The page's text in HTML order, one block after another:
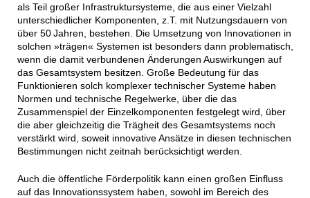
als Teil großer Infrastruktursysteme, die aus einer Vielzahl
unterschiedlicher Komponenten, z.T. mit Nutzungsdauern von
über 50 Jahren, bestehen. Die Umsetzung von Innovationen in
solchen »trägen« Systemen ist besonders dann problematisch,
wenn die damit verbundenen Änderungen Auswirkungen auf
das Gesamtsystem besitzen. Große Bedeutung für das
Funktionieren solch komplexer technischer Systeme haben
Normen und technische Regelwerke, über die das
Zusammenspiel der Einzelkomponenten festgelegt wird, über
die aber gleichzeitig die Trägheit des Gesamtsystems noch
verstärkt wird, soweit innovative Ansätze in diesen technischen
Bestimmungen nicht zeitnah berücksichtigt werden.
Auch die öffentliche Förderpolitik kann einen großen Einfluss
auf das Innovationssystem haben, sowohl im Bereich des